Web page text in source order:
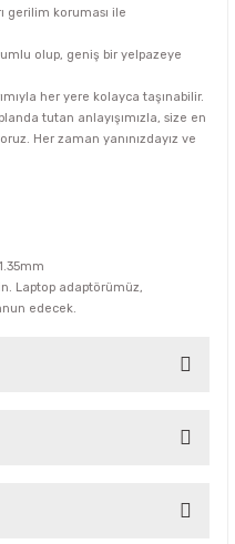
gerilim koruması ile
olup, geniş bir yelpazeye
her yere kolayca taşınabilir.
tutan anlayışımızla, size en
Her zaman yanınızdayız ve
Laptop adaptörümüz,
edecek.
siz yapın!